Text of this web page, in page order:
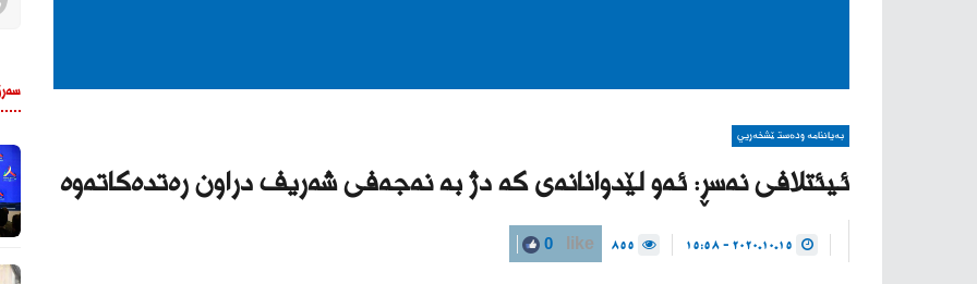
بەیاننامە ودەستپێشخەریی
ئیئتلافی نەسڕ: ئەو لێدوانانەی کە دژ بە نەجەفی شەریف دراون رەتدەکاتەوە
like
0